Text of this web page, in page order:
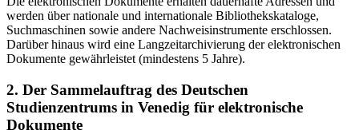
werden über nationale und internationale Bibliothekskataloge,
Suchmaschinen sowie andere Nachweisinstrumente erschlossen.
Darüber hinaus wird eine Langzeitarchivierung der elektronischen
Dokumente gewährleistet (mindestens 5 Jahre).
2. Der Sammelauftrag des Deutschen
Studienzentrums in Venedig für elektronische
Dokumente